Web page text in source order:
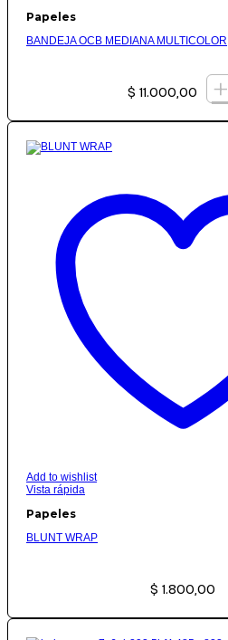
Papeles
BANDEJA OCB MEDIANA MULTICOLOR
$ 11.000,00 +
Add to wishlist
Vista rápida
Papeles
BLUNT WRAP
$ 1.800,00